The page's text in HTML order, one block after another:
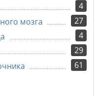
4
27
мозга
4
29
61